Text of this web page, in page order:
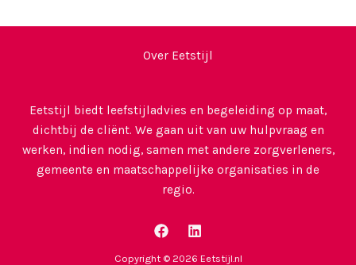
Over Eetstijl
Eetstijl biedt leefstijladvies en begeleiding op maat,
dichtbij de cliënt. We gaan uit van uw hulpvraag en
werken, indien nodig, samen met andere zorgverleners,
gemeente en maatschappelijke organisaties in de
regio.
Copyright © 2026 Eetstijl.nl